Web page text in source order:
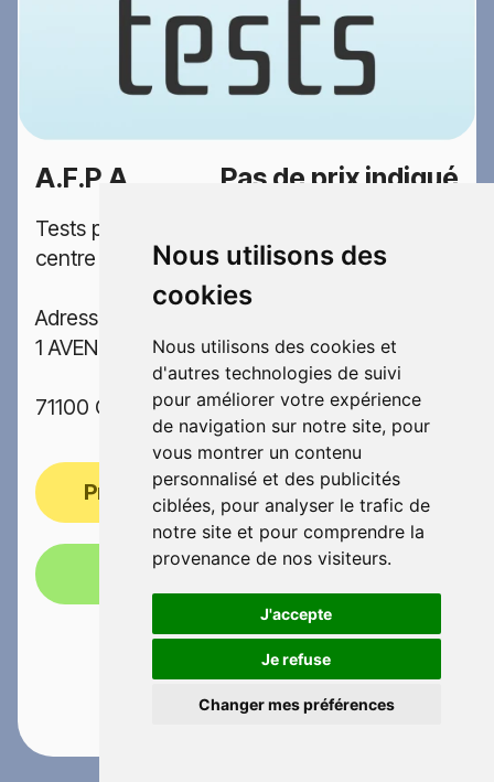
Nous utilisons des
cookies
Nous utilisons des cookies et
d'autres technologies de suivi
pour améliorer votre expérience
de navigation sur notre site, pour
vous montrer un contenu
personnalisé et des publicités
ciblées, pour analyser le trafic de
notre site et pour comprendre la
provenance de nos visiteurs.
J'accepte
Je refuse
Changer mes préférences
A.F.P.A Pas de prix indiqué
Tests psychotechniques permis dans le
centre A.F.P.A situé en Saône-et-Loire
Adresse:
1 AVENUE George Pompidou
71100 CHALON SUR SAONE
Prendre rendez-vous
Appelez-nous!